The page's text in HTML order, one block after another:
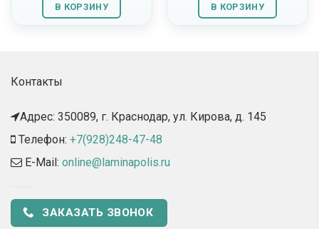
В КОРЗИНУ В КОРЗИНУ
Контакты
Адрес: 350089, г. Краснодар, ул. Кирова, д. 145​
Телефон: +7(928)248-47-48
E-Mail: online@laminapolis.ru
ЗАКАЗАТЬ ЗВОНОК